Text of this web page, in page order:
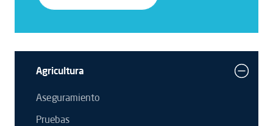
Agricultura
Aseguramiento
Pruebas